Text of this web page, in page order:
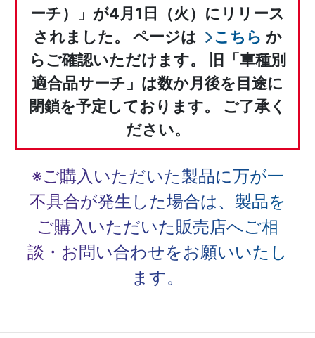
ーチ）」が4月1日（火）にリリース
されました。
ページは こちら か
らご確認いただけます。
旧「車種別
適合品サーチ」は数か月後を目途に
閉鎖を予定しております。
ご了承く
ださい。
※ご購入いただいた製品に万が一
不具合が発生した場合は、 製品を
ご購入いただいた販売店へご相
談・お問い合わせをお願いいたし
ます。